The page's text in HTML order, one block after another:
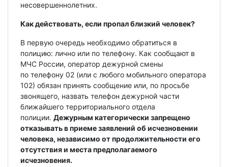
несовершеннолетних.
Как действовать, если пропал близкий человек?
В первую очередь необходимо обратиться в
полицию: лично или по телефону. Как сообщают в
МЧС России, оператор дежурной смены
по телефону 02 (или с любого мобильного оператора
102) обязан принять сообщение или, по просьбе
звонящего, назвать телефон дежурной части
ближайшего территориального отдела
полиции. Дежурным категорически запрещено
отказывать в приеме заявлений об исчезновении
человека, независимо от продолжительности его
отсутствия и места предполагаемого
исчезновения.